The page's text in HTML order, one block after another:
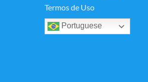
Termos de Uso
Portuguese